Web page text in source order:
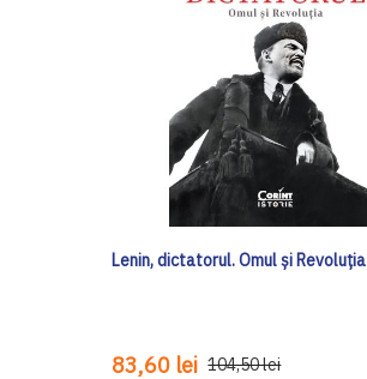
Lenin, dictatorul. Omul și Revoluția
83,60 lei 104,50 lei